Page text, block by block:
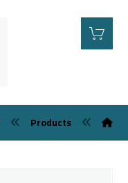
Products